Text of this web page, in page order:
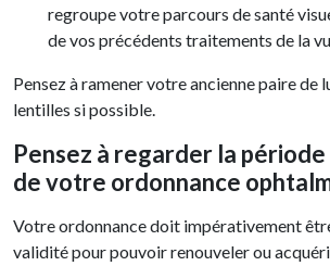
regroupe votre parcours de santé
de vos précédents traitements de la
Pensez à ramener votre ancienne paire de
lentilles si possible.
Pensez à regarder la
de votre ordonnance
Votre ordonnance doit impérativement
validité pour pouvoir renouveler ou